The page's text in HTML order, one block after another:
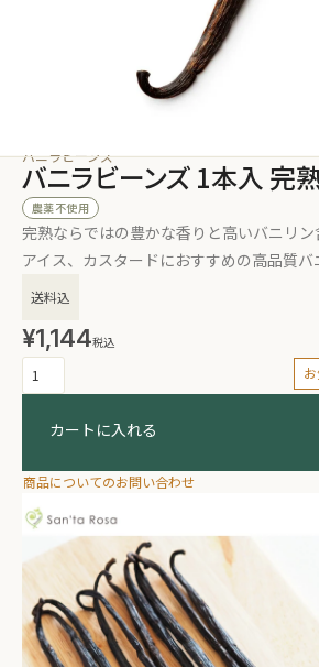
バニラビーンズ
バニラビーンズ 1本入 完
農薬不使用
完熟ならではの豊かな香りと高いバニリ
アイス、カスタードにおすすめの高品質バ
送料込
¥1,144税込
カートに入れる
商品についてのお問い合わせ